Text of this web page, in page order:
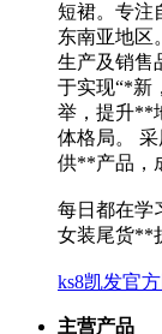
短裙。专注
东南亚地区
生产及销售
于实现“*新
举，提升**
体格局。
供**产品，
每日都在学
女装尾货**
ks8凯发官
主营产品